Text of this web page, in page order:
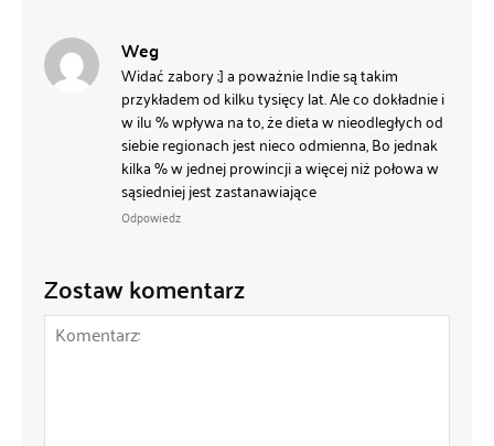
Weg
Widać zabory ;] a poważnie Indie są takim
przykładem od kilku tysięcy lat. Ale co dokładnie i
w ilu % wpływa na to, że dieta w nieodległych od
siebie regionach jest nieco odmienna, Bo jednak
kilka % w jednej prowincji a więcej niż połowa w
sąsiedniej jest zastanawiające
Odpowiedz
Zostaw komentarz